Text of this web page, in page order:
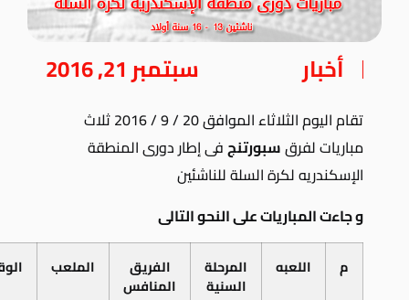
أخبار سبتمبر 21, 2016
تقام اليوم الثلاثاء الموافق 20 / 9 / 2016 ثلاث
مباريات لفرقسبورتنجفى إطار دورى المنطقة
الإسكندريه لكرة السلة للناشئين
و جاءت المباريات على النحو التالى
م اللعبه المرحلة
السنية
الفريق
المنافس
الملعب